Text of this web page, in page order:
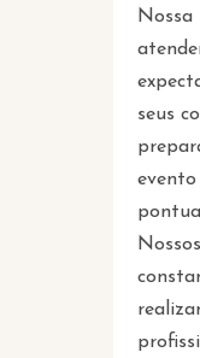
Nossa
seus
evento